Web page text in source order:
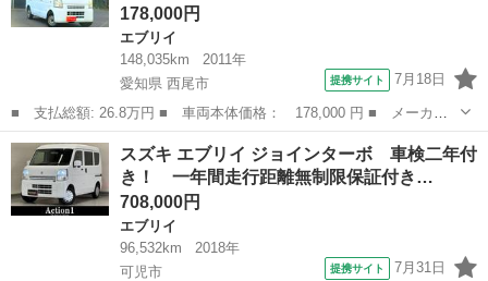
178,000円
エブリイ
148,035km
2011年
愛知県 西尾市
提携サイト 7月18日
■ 支払総額: 26.8万円 ■ 車両本体価格： 178,000 円 ■ メーカー
名： スズキ ■ 車種名： エブリイ ■ グレード名： ＰＡ ハイ
ルーフ／キーレス／５ＭＴ／両側スライドドア／タイミングチェーン
／オーディオ...
愛知 西尾市 エブリイ
スズキ エブリイ ジョインターボ 車検二年付
き！ 一年間走行距離無制限保証付き…
708,000円
エブリイ
96,532km
2018年
可児市
提携サイト 7月31日